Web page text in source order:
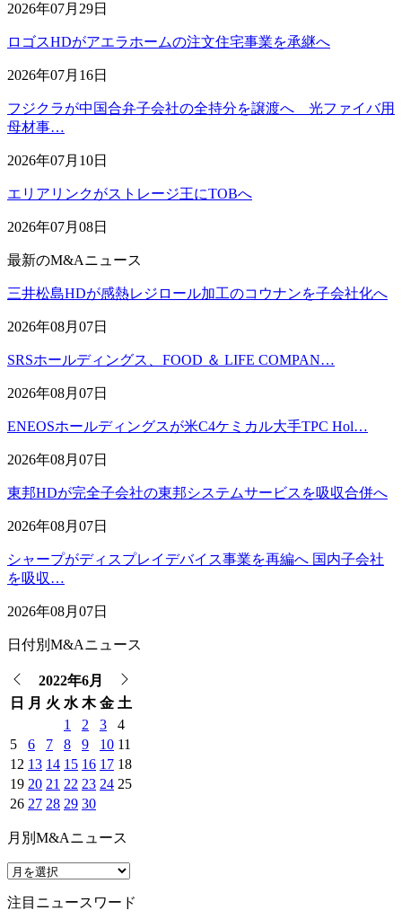
2026年07月29日
ロゴスHDがアエラホームの注文住宅事業を承継へ
2026年07月16日
フジクラが中国合弁子会社の全持分を譲渡へ 光ファイバ用
母材事…
2026年07月10日
エリアリンクがストレージ王にTOBへ
2026年07月08日
最新のM&Aニュース
三井松島HDが感熱レジロール加工のコウナンを子会社化へ
2026年08月07日
SRSホールディングス、FOOD ＆ LIFE COMPAN…
2026年08月07日
ENEOSホールディングスが米C4ケミカル大手TPC Hol…
2026年08月07日
東邦HDが完全子会社の東邦システムサービスを吸収合併へ
2026年08月07日
シャープがディスプレイデバイス事業を再編へ 国内子会社
を吸収…
2026年08月07日
日付別M&Aニュース
2022年6月
日
月 火 水 木 金 土
1
2 3
4
5
6 7 8 9 10 11
12 13 14 15 16 17 18
19 20 21 22 23 24 25
26 27 28 29 30
月別M&Aニュース
注目ニュースワード